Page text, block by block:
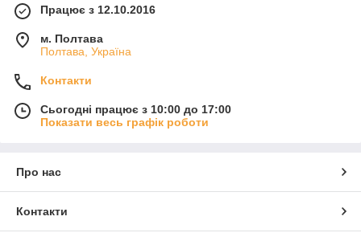
Працює з 12.10.2016
м. Полтава
Полтава, Україна
Контакти
Сьогодні працює з 10:00 до 17:00
Показати весь графік роботи
Про нас
Контакти